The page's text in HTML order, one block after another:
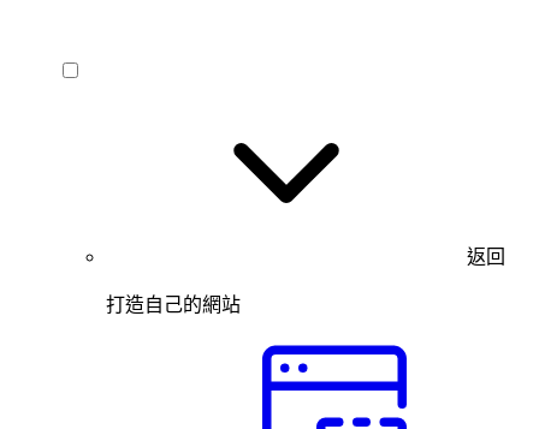
返回
打造自己的網站